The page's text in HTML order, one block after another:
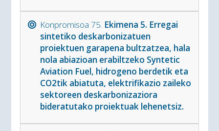
Konpromisoa 75. Ekimena 5. Erregai
sintetiko deskarbonizatuen
proiektuen garapena bultzatzea, hala
nola abiazioan erabiltzeko Syntetic
Aviation Fuel, hidrogeno berdetik eta
CO2tik abiatuta, elektrifikazio zaileko
sektoreen deskarbonizaziora
bideratutako proiektuak lehenetsiz.